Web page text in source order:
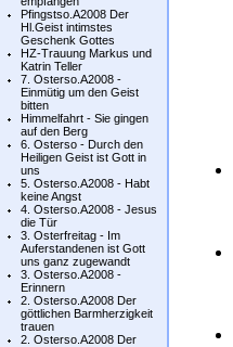
Pfingstso.A2008 Der
Hl.Geist intimstes
Geschenk Gottes
HZ-Trauung Markus und
Katrin Teller
7. Osterso.A2008 -
Einmütig um den Geist
bitten
Himmelfahrt - Sie gingen
auf den Berg
6. Osterso - Durch den
Heiligen Geist ist Gott in
uns
5. Osterso.A2008 - Habt
keine Angst
4. Osterso.A2008 - Jesus
die Tür
3. Osterfreitag - Im
Auferstandenen ist Gott
uns ganz zugewandt
3. Osterso.A2008 -
Erinnern
2. Osterso.A2008 Der
göttlichen Barmherzigkeit
trauen
2. Osterso.A2008 Der